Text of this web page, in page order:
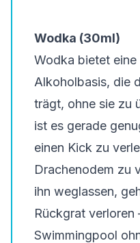
Wodka (30ml)
Wodka bietet eine
Alkoholbasis, die
trägt, ohne sie zu
ist es gerade
einen Kick zu
Drachenodem zu
ihn weglassen,
Rückgrat verloren
Swimmingpool